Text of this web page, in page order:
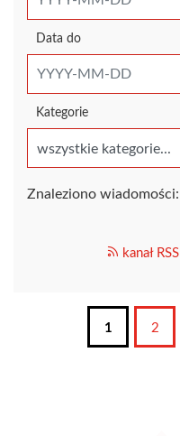
Data do
Kategorie
Znaleziono wiadomości:
kanał RSS
1 2